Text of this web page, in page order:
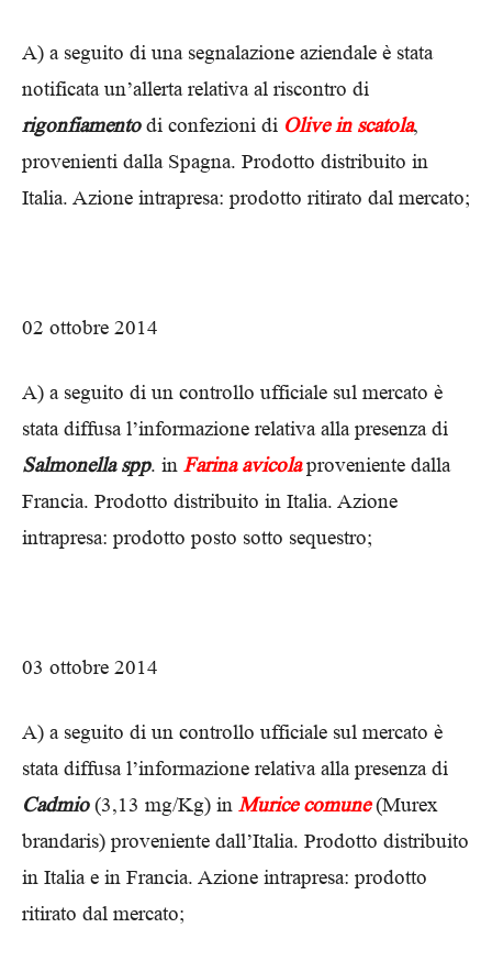
A) a seguito di una segnalazione aziendale è stata
notificata un’allerta relativa al riscontro di
rigonfiamentodi confezioni di Olive in scatola,
provenienti dalla Spagna. Prodotto distribuito in
Italia. Azione intrapresa: prodotto ritirato dal mercato;
02 ottobre 2014
A) a seguito di un controllo ufficiale sul mercato è
stata diffusa l’informazione relativa alla presenza di
Salmonella spp. in Farina avicolaproveniente dalla
Francia. Prodotto distribuito in Italia. Azione
intrapresa: prodotto posto sotto sequestro;
03 ottobre 2014
A) a seguito di un controllo ufficiale sul mercato è
stata diffusa l’informazione relativa alla presenza di
Cadmio(3,13 mg/Kg) in Murice comune(Murex
brandaris) proveniente dall’Italia. Prodotto distribuito
in Italia e in Francia. Azione intrapresa: prodotto
ritirato dal mercato;